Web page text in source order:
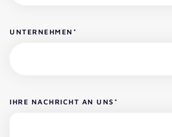
UNTERNEHMEN *
IHRE NACHRICHT AN UNS *